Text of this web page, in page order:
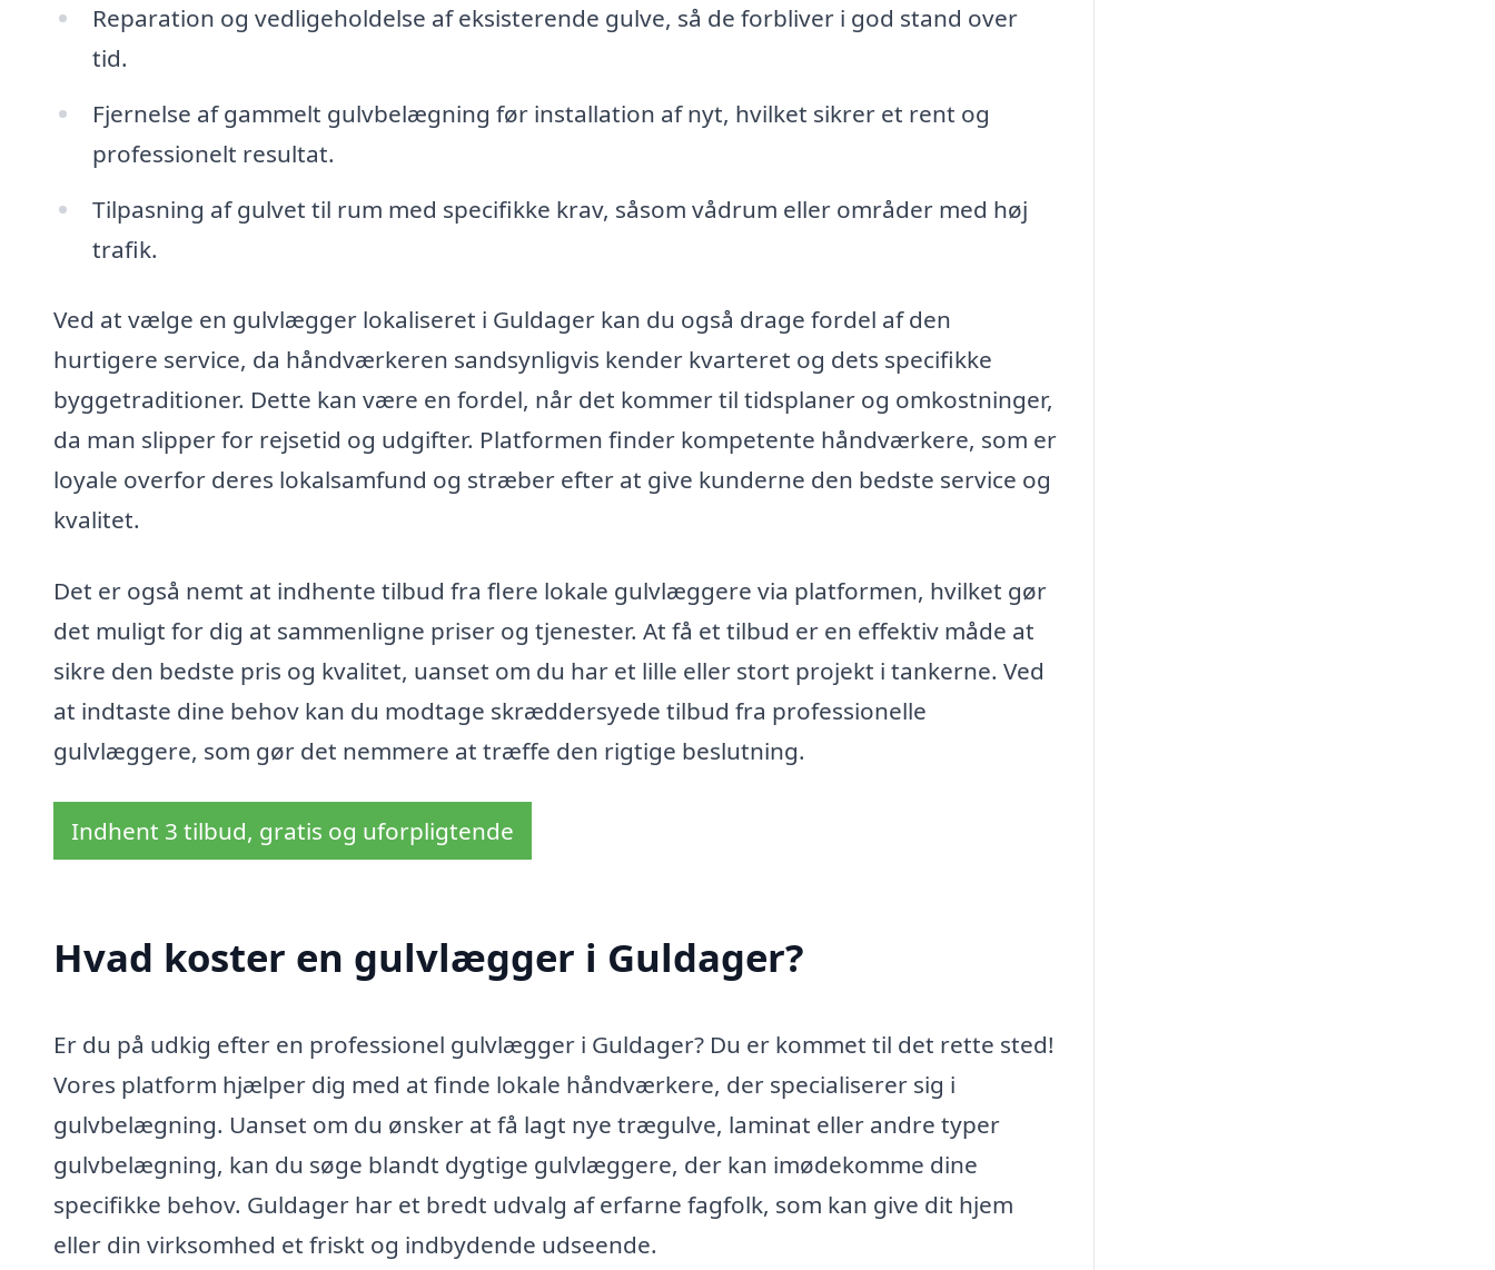
Reparation og vedligeholdelse af eksisterende gulve, så de forbliver i god stand over
tid.
Fjernelse af gammelt gulvbelægning før installation af nyt, hvilket sikrer et rent og
professionelt resultat.
Tilpasning af gulvet til rum med specifikke krav, såsom vådrum eller områder med høj
trafik.
Ved at vælge en gulvlægger lokaliseret i Guldager kan du også drage fordel af den
hurtigere service, da håndværkeren sandsynligvis kender kvarteret og dets specifikke
byggetraditioner. Dette kan være en fordel, når det kommer til tidsplaner og omkostninger,
da man slipper for rejsetid og udgifter. Platformen finder kompetente håndværkere, som er
loyale overfor deres lokalsamfund og stræber efter at give kunderne den bedste service og
kvalitet.
Det er også nemt at indhente tilbud fra flere lokale gulvlæggere via platformen, hvilket gør
det muligt for dig at sammenligne priser og tjenester. At få et tilbud er en effektiv måde at
sikre den bedste pris og kvalitet, uanset om du har et lille eller stort projekt i tankerne. Ved
at indtaste dine behov kan du modtage skræddersyede tilbud fra professionelle
gulvlæggere, som gør det nemmere at træffe den rigtige beslutning.
Indhent 3 tilbud, gratis og uforpligtende
Hvad koster en gulvlægger i Guldager?
Er du på udkig efter en professionel gulvlægger i Guldager? Du er kommet til det rette sted!
Vores platform hjælper dig med at finde lokale håndværkere, der specialiserer sig i
gulvbelægning. Uanset om du ønsker at få lagt nye trægulve, laminat eller andre typer
gulvbelægning, kan du søge blandt dygtige gulvlæggere, der kan imødekomme dine
specifikke behov. Guldager har et bredt udvalg af erfarne fagfolk, som kan give dit hjem
eller din virksomhed et friskt og indbydende udseende.